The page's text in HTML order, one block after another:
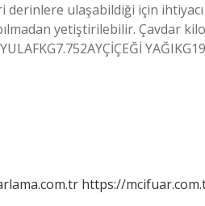
ulaşabildiği için
yetiştirilebilir. Çavdar
https://